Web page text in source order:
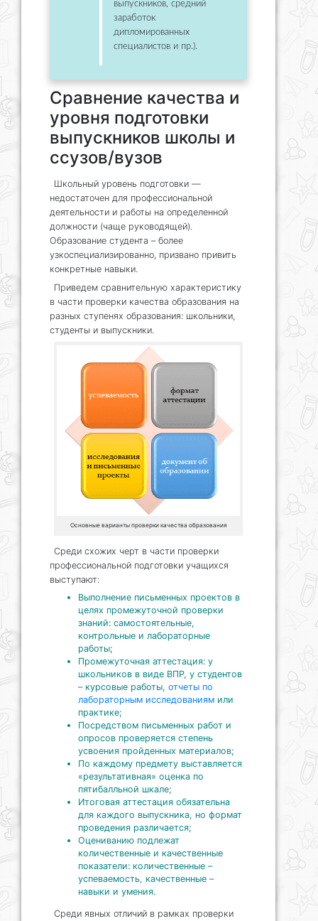
выпускников, средний
заработок
дипломированных
специалистов и пр.).
Сравнение качества и
уровня подготовки
выпускников школы и
ссузов/вузов
Школьный уровень подготовки —
недостаточен для профессиональной
деятельности и работы на определенной
должности (чаще руководящей).
Образование студента – более
узкоспециализированно, призвано привить
конкретные навыки.
Приведем сравнительную характеристику
в части проверки качества образования на
разных ступенях образования: школьники,
студенты и выпускники.
Основные варианты проверки качества образования
Среди схожих черт в части проверки
профессиональной подготовки учащихся
выступают:
Выполнение письменных проектов в
целях промежуточной проверки
знаний: самостоятельные,
контрольные и лабораторные
работы;
Промежуточная аттестация: у
школьников в виде ВПР, у студентов
– курсовые работы, отчеты по
лабораторным исследованиям или
практике;
Посредством письменных работ и
опросов проверяется степень
усвоения пройденных материалов;
По каждому предмету выставляется
«результативная» оценка по
пятибалльной шкале;
Итоговая аттестация обязательна
для каждого выпускника, но формат
проведения различается;
Оцениванию подлежат
количественные и качественные
показатели: количественные –
успеваемость, качественные –
навыки и умения.
Среди явных отличий в рамках проверки